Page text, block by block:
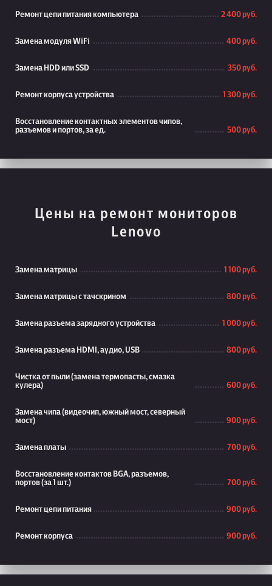
Ремонт цепи питания компьютера 2 400 руб.
Замена модуля WiFi 400 руб.
Замена HDD или SSD 350 руб.
Ремонт корпуса устройства 1 300 руб.
Восстановление контактных элементов чипов,
разъемов и портов, за ед.
500 руб.
Цены на ремонт мониторов
Lenovo
Замена матрицы 1 100 руб.
Замена матрицы с тачскрином 800 руб.
Замена разъема зарядного устройства 1 000 руб.
Замена разъема HDMI, аудио, USB 800 руб.
Чистка от пыли (замена термопасты, смазка
кулера)
600 руб.
Замена чипа (видеочип, южный мост, северный
мост)
900 руб.
Замена платы 700 руб.
Восстановление контактов BGA, разъемов,
портов (за 1 шт.)
700 руб.
Ремонт цепи питания 900 руб.
Ремонт корпуса 900 руб.